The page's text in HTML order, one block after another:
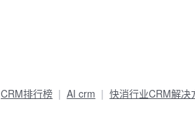
CRM排行榜 AI crm 快消行业CRM解决